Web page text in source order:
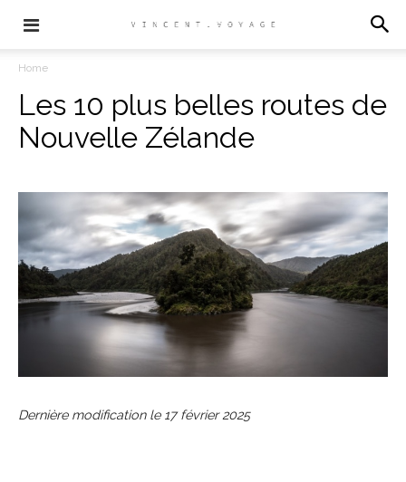
Home
Les 10 plus belles routes de
Nouvelle Zélande
Dernière modification le 17 février 2025